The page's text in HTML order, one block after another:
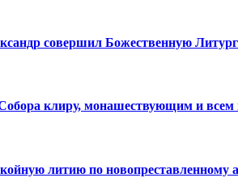
совершил Божественную
клиру, монашествующим и
литию по новопреставленному